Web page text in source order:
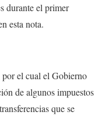
durante el primer
esta nota.
el cual el Gobierno
de algunos impuestos
que se